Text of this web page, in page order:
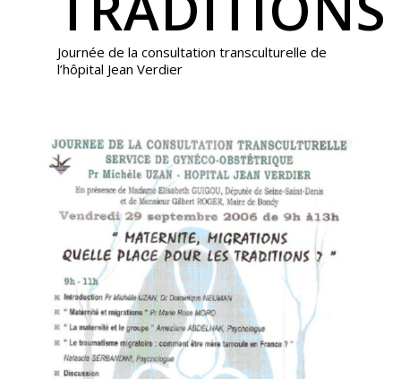
Journée de la consultation transculturelle de
l’hôpital Jean Verdier